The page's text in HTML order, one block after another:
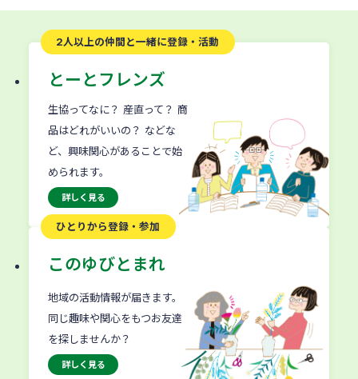
2人以上の仲間と一緒に登録・活動
とーとフレンズ
生協ってなに？ 産直って？ 商
品はどれがいいの？ などな
ど、興味関心があることで始
められます。
詳しく見る
ひとりから登録・参加
このゆびとまれ
地域の活動情報が届きます。
同じ趣味や関心をもつお友達
を探しませんか？
詳しく見る